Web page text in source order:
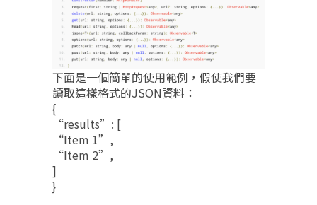
下面是一個簡單的使用範例，假使我們要
讀取這樣格式的JSON資料：
{
“results”: [
“Item 1”,
“Item 2”,
]
}